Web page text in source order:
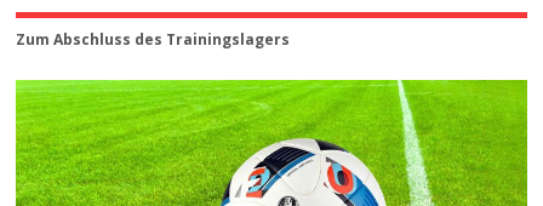
Zum Abschluss des Trainingslagers